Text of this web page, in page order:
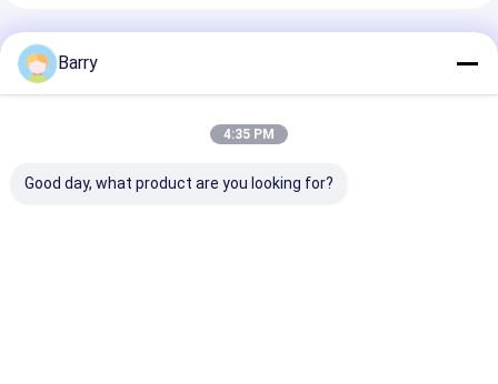
अनुशंसित उत्पाद
Barry
4:35 PM
Good day, what product are you looking for?